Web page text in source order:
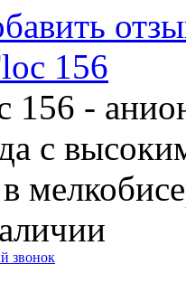
156
156 -
с
звонок